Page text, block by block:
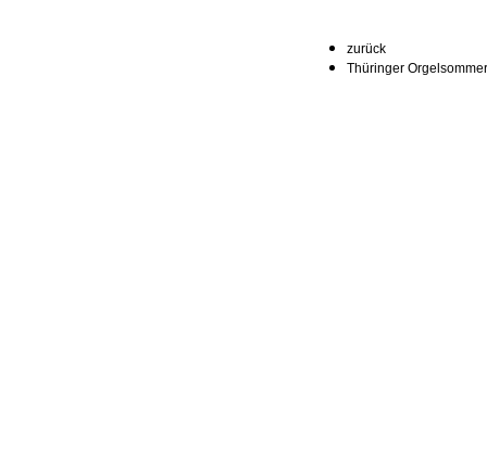
zurück
Thüringer Orgelsommer